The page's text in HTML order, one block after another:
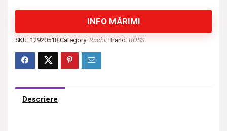
INFO MĂRIMI
SKU: 12920518 Category: Rochii Brand: BOSS
Descriere